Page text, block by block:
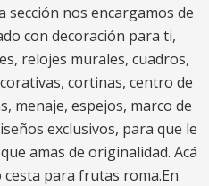
sección nos encargamos de
con decoración para ti,
relojes murales, cuadros,
cortinas, centro de
menaje, espejos, marco de
exclusivos, para que le
amas de originalidad. Acá
para frutas roma.En